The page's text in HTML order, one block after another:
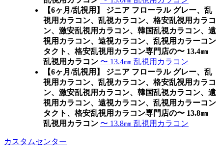
【6ヶ月/乱視用】 ジニア フローラル グレー、乱
視用カラコン、乱視カラコン、格安乱視用カラコ
ン、激安乱視用カラコン、韓国乱視カラコン、遠
視用カラコン、遠視カラコン、乱視用カラーコン
タクト、格安乱視用カラコン専門店の〜 13.4㎜
乱視用カラコン 〜 13.4㎜ 乱視用カラコン
【6ヶ月/乱視用】 ジニア フローラル グレー、乱
視用カラコン、乱視カラコン、格安乱視用カラコ
ン、激安乱視用カラコン、韓国乱視カラコン、遠
視用カラコン、遠視カラコン、乱視用カラーコン
タクト、格安乱視用カラコン専門店の〜 13.8㎜
乱視用カラコン 〜 13.8㎜ 乱視用カラコン
カスタムセンター